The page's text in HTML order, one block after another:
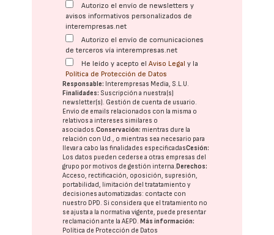
Autorizo el envío de newsletters y
avisos informativos personalizados de
interempresas.net
Autorizo el envío de comunicaciones
de terceros vía interempresas.net
He leído y acepto elAviso Legal y la
Política de Protección de Datos
Responsable: Interempresas Media, S.L.U.
Finalidades: Suscripción a nuestra(s)
newsletter(s). Gestión de cuenta de usuario.
Envío de emails relacionados con la misma o
relativos a intereses similares o
asociados.Conservación: mientras dure la
relación con Ud., o mientras sea necesario para
llevar a cabo las finalidades especificadasCesión:
Los datos pueden cederse a otras empresas del
grupo por motivos de gestión interna.Derechos:
Acceso, rectificación, oposición, supresión,
portabilidad, limitación del tratatamiento y
decisiones automatizadas: contacte con
nuestro DPD. Si considera que el tratamiento no
se ajusta a la normativa vigente, puede presentar
reclamación ante laAEPD.Más información:
Política de Protección de Datos